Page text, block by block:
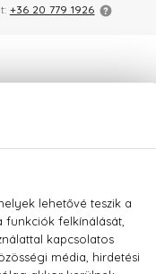
+36 20 779 1926